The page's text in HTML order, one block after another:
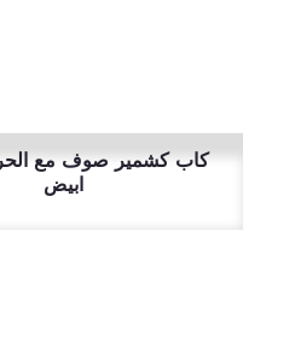
كاب كشمير صوف مع
ابيض